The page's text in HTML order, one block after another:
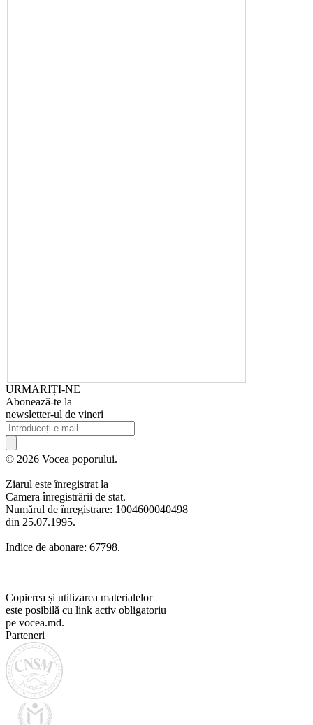
URMARIȚI-NE
Abonează-te la
newsletter-ul de vineri
© 2026 Vocea poporului.
Ziarul este înregistrat la
Camera înregistrării de stat.
Numărul de înregistrare: 1004600040498
din 25.07.1995.
Indice de abonare: 67798.
Copierea și utilizarea materialelor
este posibilă cu link activ obligatoriu
pe vocea.md.
Parteneri